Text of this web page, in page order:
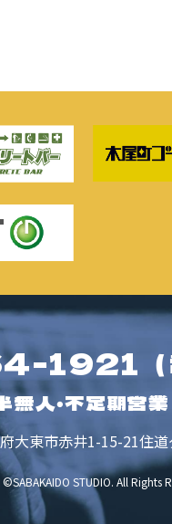
1921
無人・不定期営業
大東市赤井1-15-21住
STUDIO.All Rights